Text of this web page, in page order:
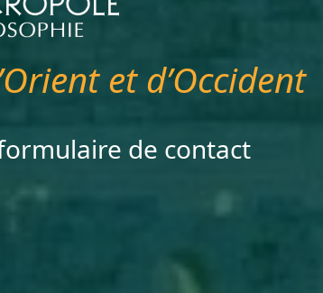
et d’Occident
de contact